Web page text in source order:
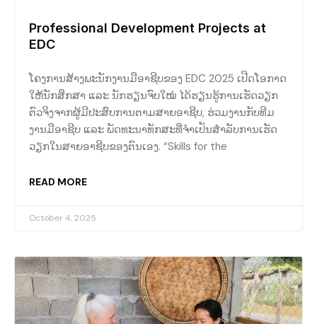
Professional Development Projects at
EDC
ໂຄງການສ້າງພະນັກງານມືອາຊີບຂອງ EDC 2025 ເປີດໂອກາດ
ໃຫ້ນັກສຶກສາ ແລະ ນັກຮຽນຈົບໃໝ່ ໄດ້ຮຽນຮູ້ການເຮັດວຽກ
ຕົວຈິງຈາກຜູ້ມີປະສົບການຕາມສາຍອາຊີບ, ຮ່ວມງານກັບທີມ
ງານມືອາຊີບ ແລະ ພັດທະນາທັກສະທີ່ຈຳເປັນສຳລັບການເຮັດ
ວຽກໃນສາຍອາຊີບຂອງຕົນເອງ. “Skills for the
READ MORE
October 4, 2025